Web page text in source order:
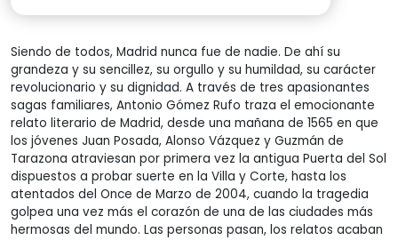
Siendo de todos, Madrid nunca fue de nadie. De ahí su
grandeza y su sencillez, su orgullo y su humildad, su carácter
revolucionario y su dignidad. A través de tres apasionantes
sagas familiares, Antonio Gómez Rufo traza el emocionante
relato literario de Madrid, desde una mañana de 1565 en que
los jóvenes Juan Posada, Alonso Vázquez y Guzmán de
Tarazona atraviesan por primera vez la antigua Puerta del Sol
dispuestos a probar suerte en la Villa y Corte, hasta los
atentados del Once de Marzo de 2004, cuando la tragedia
golpea una vez más el corazón de una de las ciudades más
hermosas del mundo. Las personas pasan, los relatos acaban